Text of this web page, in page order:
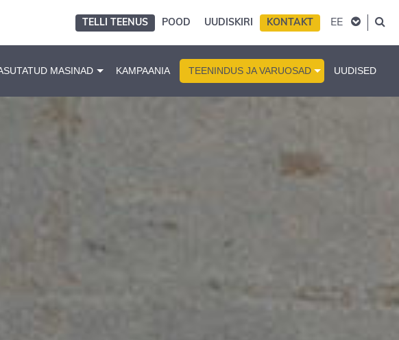
TELLI TEENUS POOD UUDISKIRI KONTAKT EE
MASINAD KAMPAANIA TEENINDUS JA VARUOSAD UUDISED